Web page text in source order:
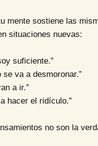
mente sostiene las
situaciones nuevas:
suficiente.”
se va a desmoronar.”
a ir.”
hacer el ridículo.”
no son la